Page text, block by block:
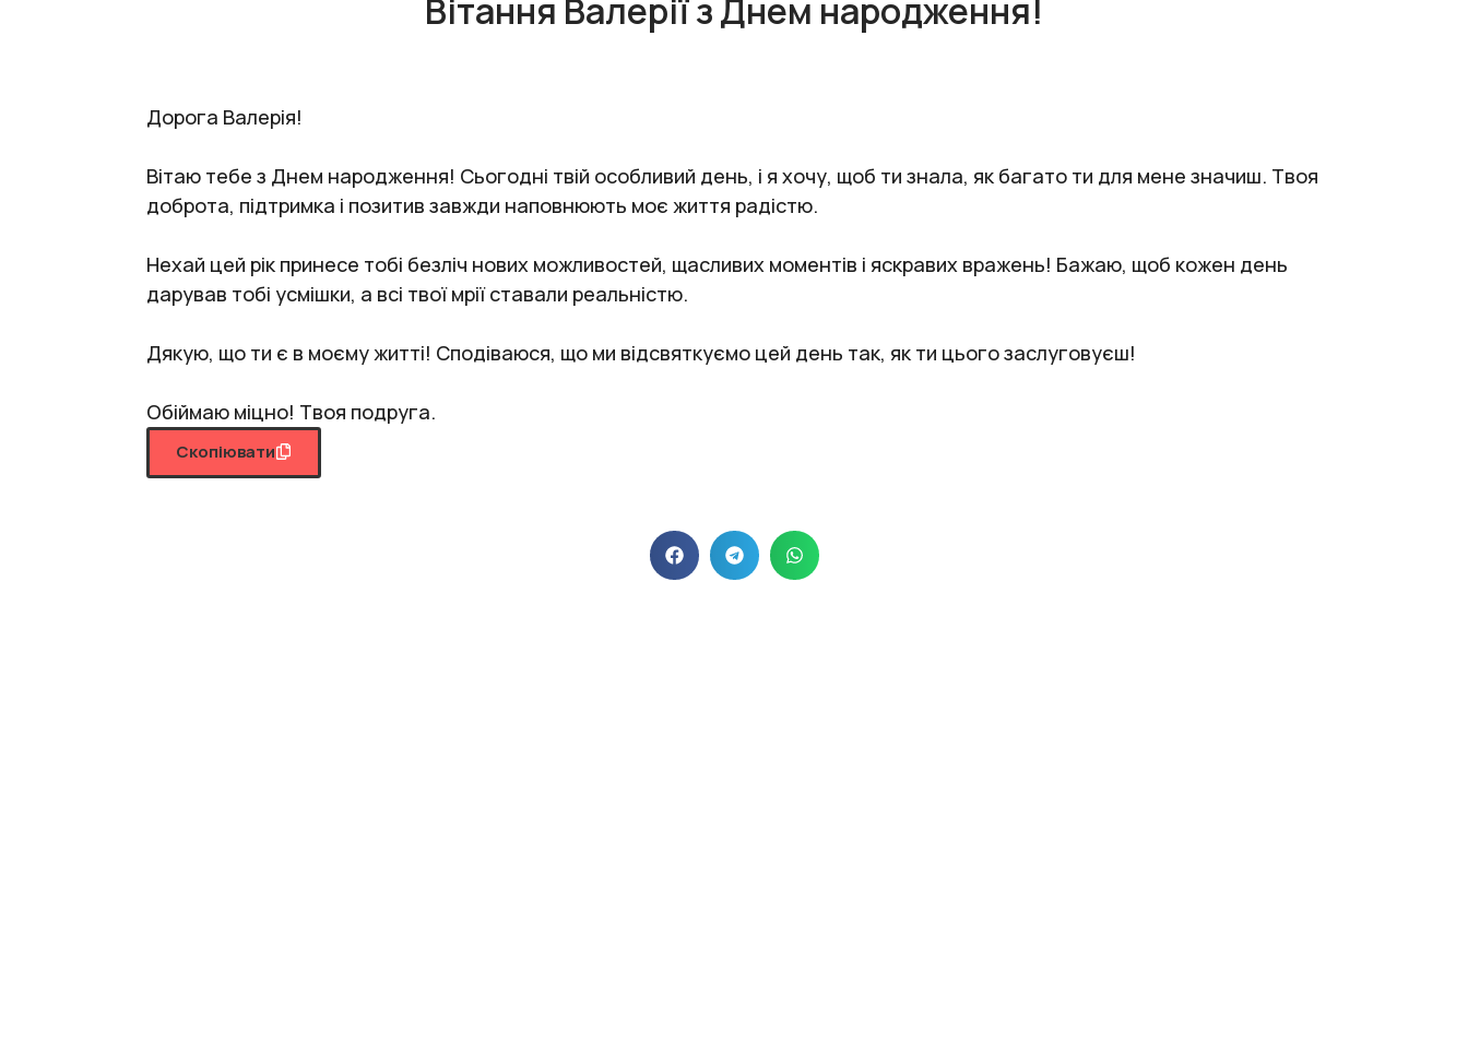
Вітання Валерії з Днем народження!
Дорога Валерія!
Вітаю тебе з Днем народження! Сьогодні твій особливий день, і я хочу, щоб ти знала, як багато ти для мене значиш. Твоя
доброта, підтримка і позитив завжди наповнюють моє життя радістю.
Нехай цей рік принесе тобі безліч нових можливостей, щасливих моментів і яскравих вражень! Бажаю, щоб кожен день
дарував тобі усмішки, а всі твої мрії ставали реальністю.
Дякую, що ти є в моєму житті! Сподіваюся, що ми відсвяткуємо цей день так, як ти цього заслуговуєш!
Обіймаю міцно! Твоя подруга.
Скопіювати